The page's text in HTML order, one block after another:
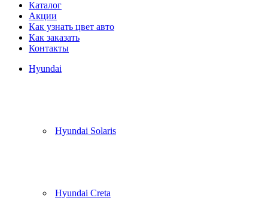
Каталог
Акции
Как узнать цвет авто
Как заказать
Контакты
Hyundai
Hyundai Solaris
Hyundai Creta